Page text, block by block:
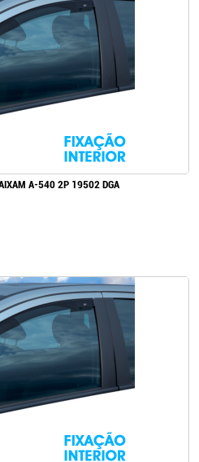
AIXAM A-540 2P 19502 DGA
a comprar